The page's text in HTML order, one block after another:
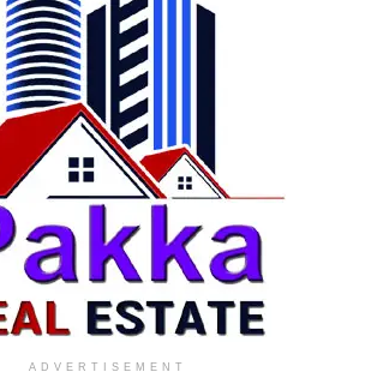
ADVERTISEMENT